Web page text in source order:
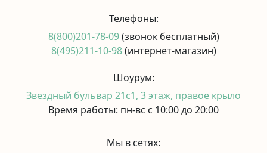
Телефоны:
8(800)201-78-09(звонок бесплатный)
8(495)211-10-98(интернет-магазин)
Шоурум:
Звездный бульвар 21с1, 3 этаж, правое крыло
Время работы: пн-вс с 10:00 до 20:00
Мы в сетях: